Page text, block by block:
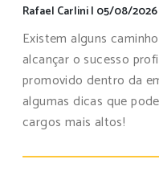
Rafael Carlini| 05/08/2026
Existem alguns
alcançar o sucesso
promovido dentro da
algumas dicas que
cargos mais altos!